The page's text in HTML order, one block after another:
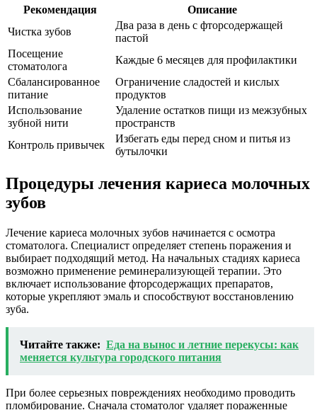
Рекомендация
Описание
Чистка зубов
Два раза в день с фторсодержащей
пастой
Посещение
стоматолога
Каждые 6 месяцев для профилактики
Сбалансированное
питание
Ограничение сладостей и кислых
продуктов
Использование
зубной нити
Удаление остатков пищи из межзубных
пространств
Контроль привычек
Избегать еды перед сном и питья из
бутылочки
Процедуры лечения кариеса молочных
зубов
Лечение кариеса молочных зубов начинается с осмотра
стоматолога. Специалист определяет степень поражения и
выбирает подходящий метод. На начальных стадиях кариеса
возможно применение реминерализующей терапии. Это
включает использование фторсодержащих препаратов,
которые укрепляют эмаль и способствуют восстановлению
зуба.
Читайте также: Еда на вынос и летние перекусы: как
меняется культура городского питания
При более серьезных повреждениях необходимо проводить
пломбирование. Сначала стоматолог удаляет пораженные